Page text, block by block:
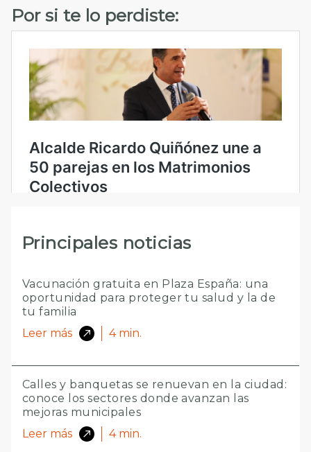
Por si te lo perdiste:
Principales noticias
Vacunación gratuita en Plaza España: una
oportunidad para proteger tu salud y la de
tu familia
Leer más
4 min.
Calles y banquetas se renuevan en la ciudad:
conoce los sectores donde avanzan las
mejoras municipales
Leer más
4 min.